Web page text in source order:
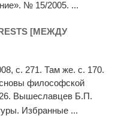
№ 15/2005. ...
[МЕЖДУ
с. 271. Там же. с. 170.
философской
Вышеславцев Б.П.
Избранные ...